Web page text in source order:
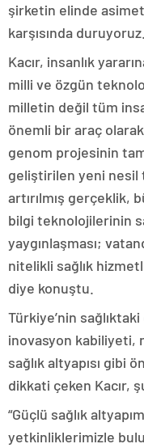
şirketin elinde
karşısında
Kacır, insanlık
milli ve özgün
milletin değil tüm
önemli bir araç
genom projesinin
geliştirilen yeni nesil
artırılmış gerçeklik,
bilgi teknolojilerinin
yaygınlaşması;
nitelikli sağlık
diye konuştu.
Türkiye’nin
inovasyon kabiliyeti,
sağlık altyapısı gibi
dikkati çeken Kacır,
“Güçlü sağlık
yetkinliklerimizle